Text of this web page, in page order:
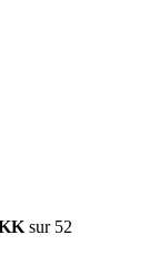
sur 52